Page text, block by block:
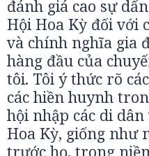
đánh giá cao sự
Hội Hoa Kỳ đối với
và chính nghĩa gia
hàng đầu của
tôi. Tôi ý thức rõ
các hiền huynh
hội nhập các di
Hoa Kỳ, giống như
trước họ, trong